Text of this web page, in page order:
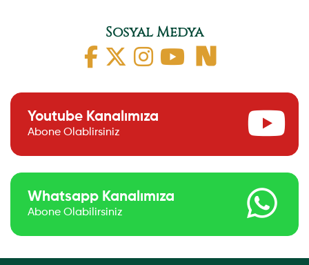
Sosyal Medya
Youtube Kanalımıza
Abone Olablirsiniz
Whatsapp Kanalımıza
Abone Olabilirsiniz